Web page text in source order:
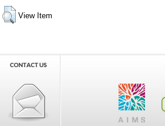
View Item